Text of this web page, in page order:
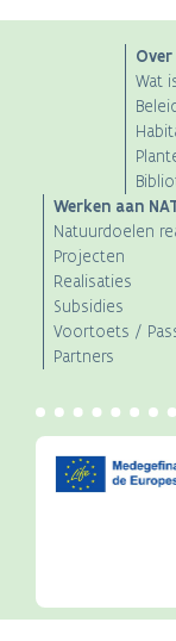
Over
Wat
Werken aan
Natuurdoelen
Projecten
Realisaties
Subsidies
Voortoets /
Partners